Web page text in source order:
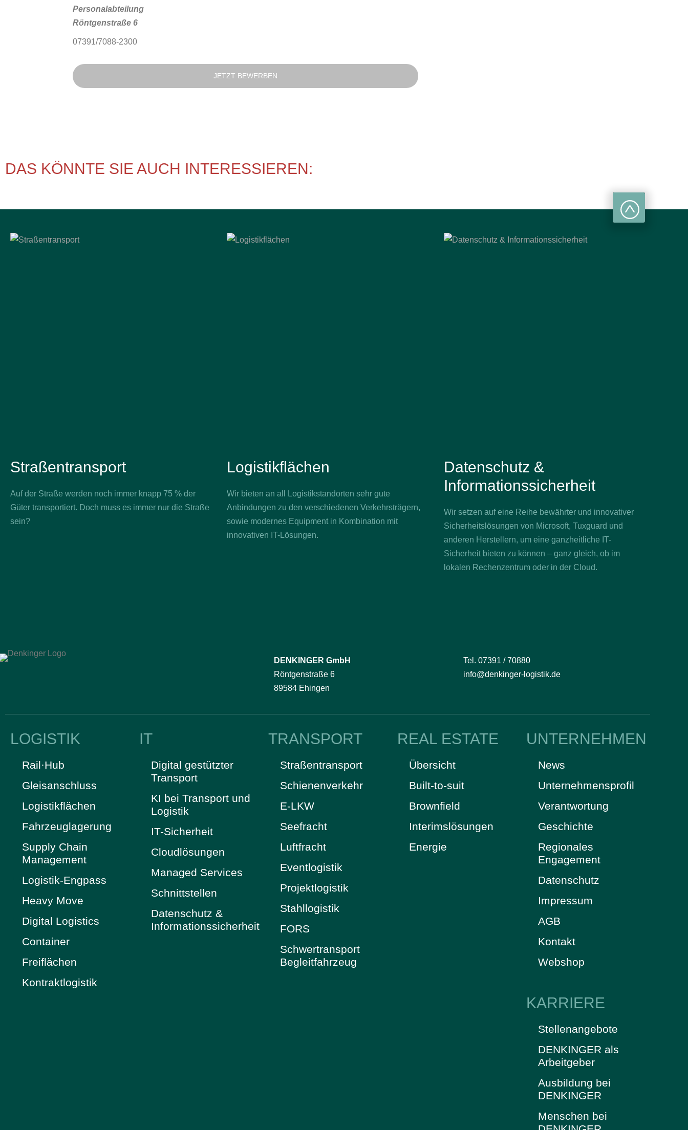
Personalabteilung
Röntgenstraße 6
07391/7088-2300
JETZT BEWERBEN
DAS KÖNNTE SIE AUCH INTERESSIEREN:
Straßentransport
Auf der Straße werden noch immer knapp 75 % der
Güter transportiert. Doch muss es immer nur die Straße
sein?
Logistikflächen
Wir bieten an all Logistikstandorten sehr gute
Anbindungen zu den verschiedenen Verkehrsträgern,
sowie modernes Equipment in Kombination mit
innovativen IT-Lösungen.
Datenschutz &
Informationssicherheit
Wir setzen auf eine Reihe bewährter und innovativer
Sicherheitslösungen von Microsoft, Tuxguard und
anderen Herstellern, um eine ganzheitliche IT-
Sicherheit bieten zu können – ganz gleich, ob im
lokalen Rechenzentrum oder in der Cloud.
DENKINGER GmbH
Röntgenstraße 6
89584 Ehingen
Tel. 07391 / 70880
info@denkinger-logistik.de
LOGISTIK
Rail·Hub
Gleisanschluss
Logistikflächen
Fahrzeuglagerung
Supply Chain
Management
Logistik-Engpass
Heavy Move
Digital Logistics
Container
Freiflächen
Kontraktlogistik
IT
Digital gestützter
Transport
KI bei Transport und
Logistik
IT-Sicherheit
Cloudlösungen
Managed Services
Schnittstellen
Datenschutz &
Informationssicherheit
TRANSPORT
Straßentransport
Schienenverkehr
E-LKW
Seefracht
Luftfracht
Eventlogistik
Projektlogistik
Stahllogistik
FORS
Schwertransport
Begleitfahrzeug
REAL ESTATE
Übersicht
Built-to-suit
Brownfield
Interimslösungen
Energie
UNTERNEHMEN
News
Unternehmensprofil
Verantwortung
Geschichte
Regionales
Engagement
Datenschutz
Impressum
AGB
Kontakt
Webshop
KARRIERE
Stellenangebote
DENKINGER als
Arbeitgeber
Ausbildung bei
DENKINGER
Menschen bei